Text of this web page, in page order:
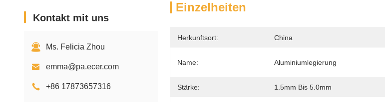
Kontakt mit uns
Ms. Felicia Zhou
emma@pa.ecer.com
+86 17873657316
Einzelheiten
Herkunftsort: China
Name: Aluminiumlegierung
Stärke: 1.5mm Bis 5.0mm